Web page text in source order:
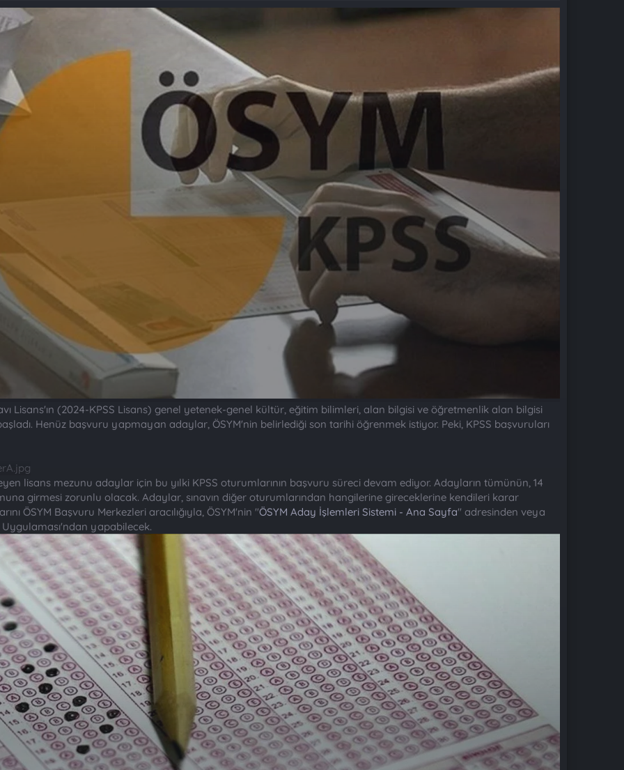
Lisans'ın (2024-KPSS Lisans) genel yetenek-genel kültür, eğitim bilimleri, alan bilgisi ve öğretmenlik alan bilgisi
Henüz başvuru yapmayan adaylar, ÖSYM'nin belirlediği son tarihi öğrenmek istiyor. Peki, KPSS başvuruları
lisans mezunu adaylar için bu yılki KPSS oturumlarının başvuru süreci devam ediyor. Adayların tümünün, 14
girmesi zorunlu olacak. Adaylar, sınavın diğer oturumlarından hangilerine gireceklerine kendileri karar
ÖSYM Başvuru Merkezleri aracılığıyla, ÖSYM'nin "ÖSYM Aday İşlemleri Sistemi - Ana Sayfa" adresinden veya
yapabilecek.